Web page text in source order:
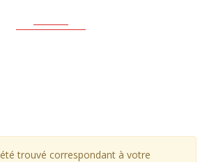
trouvé correspondant à votre